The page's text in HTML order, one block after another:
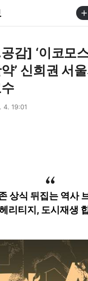
감] ‘이코모
’ 신희권 서
4. 19:01
상식 뒤집는 역사
리티지, 도시재생